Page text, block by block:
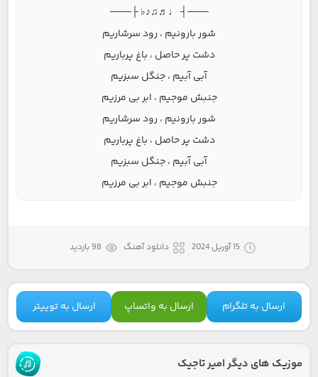
───┤ ♩♬♫♪♭ ├───
شور بارونیم ، رود سرشاریم
دشت پر حاصل ، باغ پرباریم
آبی آبیم ، جنگل سبزیم
جنبش موجیم ، ابر بی مرزیم
شور بارونیم ، رود سرشاریم
دشت پر حاصل ، باغ پرباریم
آبی آبیم ، جنگل سبزیم
جنبش موجیم ، ابر بی مرزیم
15 آوریل 2024 دانلود آهنگ 98 بازدید
ارسال به تلگرام ارسال به واتساپ ارسال به توییتر
موزیک های دیگر امیر تاجیک